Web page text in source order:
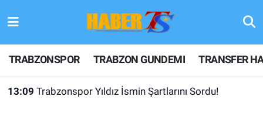
TRABZONSPOR TRABZON GUNDEMI TRANSFER
13:09 Trabzonspor Yıldız İsmin Şartlarını Sordu!
TRABZONSPOR
TRABZON GUNDEMI
Hava Durumu
Trafik Durumu